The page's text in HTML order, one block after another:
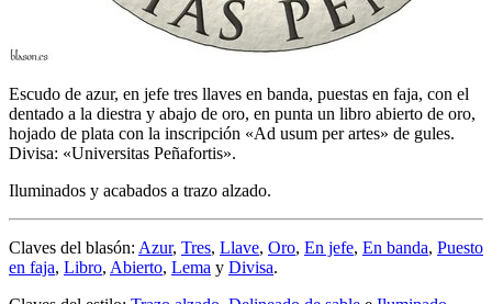
Escudo de azur, en jefe tres llaves en banda, puestas en faja, con el
dentado a la diestra y abajo de oro, en punta un libro abierto de oro,
hojado de plata con la inscripción «Ad usum per artes» de gules.
Divisa: «Universitas Peñafortis».
Iluminados y acabados a trazo alzado.
Claves del blasón: Azur, Tres, Llave, Oro, En jefe, En banda, Puesto
en faja, Libro, Abierto, Lema y Divisa.